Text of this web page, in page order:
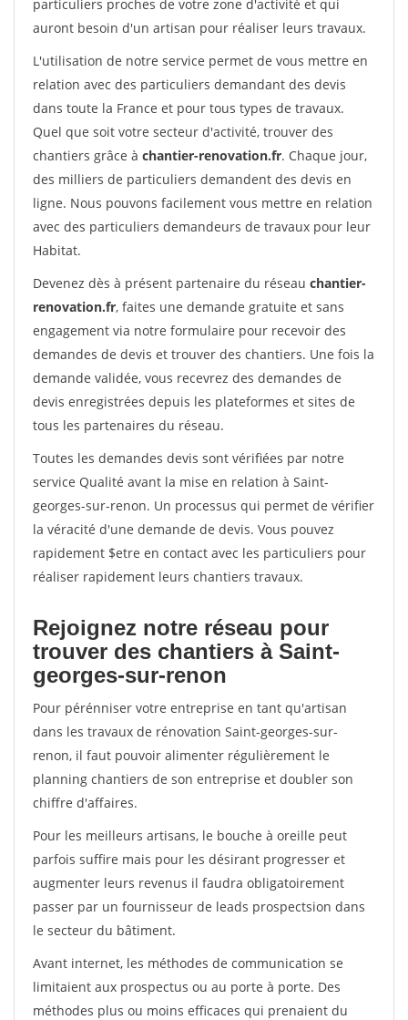
particuliers proches de votre zone d'activité et qui
auront besoin d'un artisan pour réaliser leurs travaux.
L'utilisation de notre service permet de vous mettre en
relation avec des particuliers demandant des devis
dans toute la France et pour tous types de travaux.
Quel que soit votre secteur d'activité, trouver des
chantiers grâce à chantier-renovation.fr. Chaque jour,
des milliers de particuliers demandent des devis en
ligne. Nous pouvons facilement vous mettre en relation
avec des particuliers demandeurs de travaux pour leur
Habitat.
Devenez dès à présent partenaire du réseau chantier-
renovation.fr, faites une demande gratuite et sans
engagement via notre formulaire pour recevoir des
demandes de devis et trouver des chantiers. Une fois la
demande validée, vous recevrez des demandes de
devis enregistrées depuis les plateformes et sites de
tous les partenaires du réseau.
Toutes les demandes devis sont vérifiées par notre
service Qualité avant la mise en relation à Saint-
georges-sur-renon. Un processus qui permet de vérifier
la véracité d'une demande de devis. Vous pouvez
rapidement $etre en contact avec les particuliers pour
réaliser rapidement leurs chantiers travaux.
Rejoignez notre réseau pour
trouver des chantiers à Saint-
georges-sur-renon
Pour pérénniser votre entreprise en tant qu'artisan
dans les travaux de rénovation Saint-georges-sur-
renon, il faut pouvoir alimenter régulièrement le
planning chantiers de son entreprise et doubler son
chiffre d'affaires.
Pour les meilleurs artisans, le bouche à oreille peut
parfois suffire mais pour les désirant progresser et
augmenter leurs revenus il faudra obligatoirement
passer par un fournisseur de leads prospectsion dans
le secteur du bâtiment.
Avant internet, les méthodes de communication se
limitaient aux prospectus ou au porte à porte. Des
méthodes plus ou moins efficaces qui prenaient du